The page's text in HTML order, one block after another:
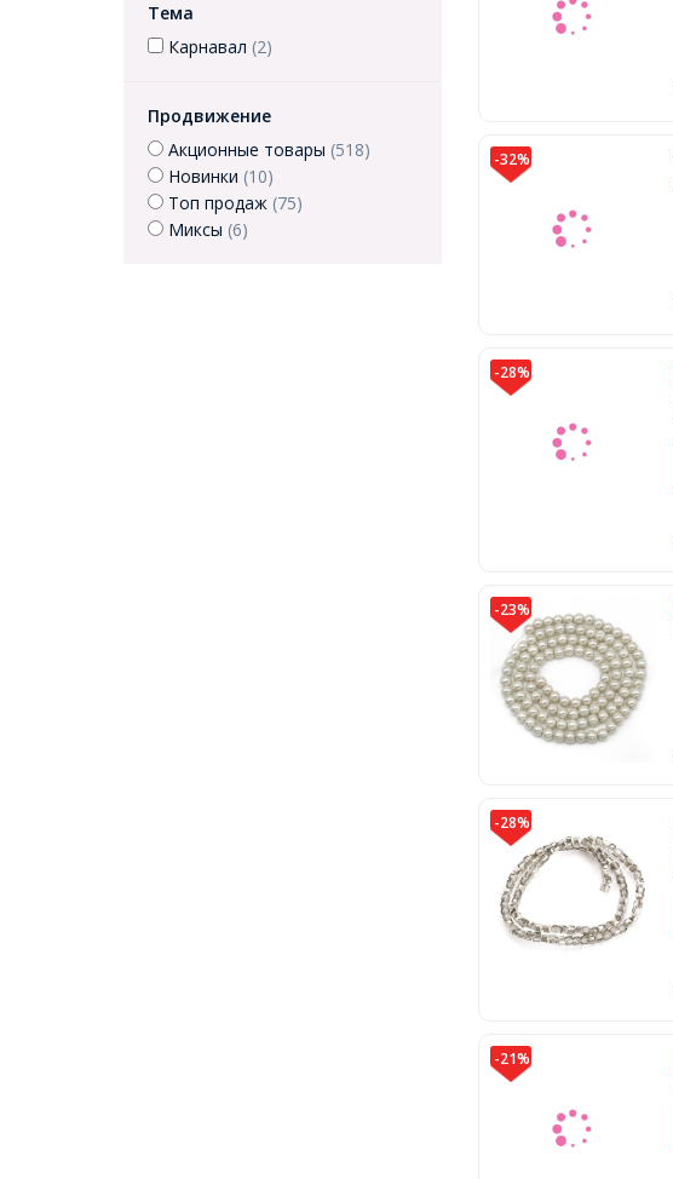
Тема
Карнавал (2)
Продвижение
Акционные товары (518)
Новинки (10)
Топ продаж (75)
Миксы (6)
-32%
-28%
-23%
-28%
-21%